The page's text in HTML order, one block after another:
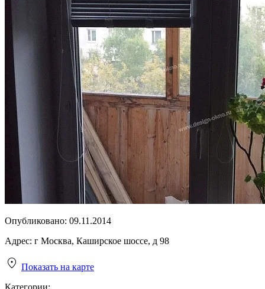
Опубликовано: 09.11.2014
Адрес: г Москва, Каширское шоссе, д 98
Показать на карте
Категории: